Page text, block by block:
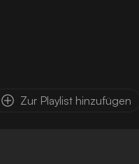
Zur Playlist hinzufügen